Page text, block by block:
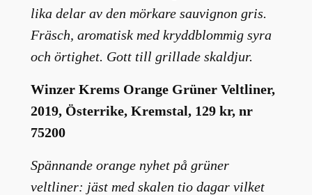
lika delar av den mörkare sauvignon gris.
Fräsch, aromatisk med kryddblommig syra
och örtighet. Gott till grillade skaldjur.
Winzer Krems Orange Grüner Veltliner,
2019, Österrike, Kremstal, 129 kr, nr
75200
Spännande orange nyhet på grüner
veltliner: jäst med skalen tio dagar vilket